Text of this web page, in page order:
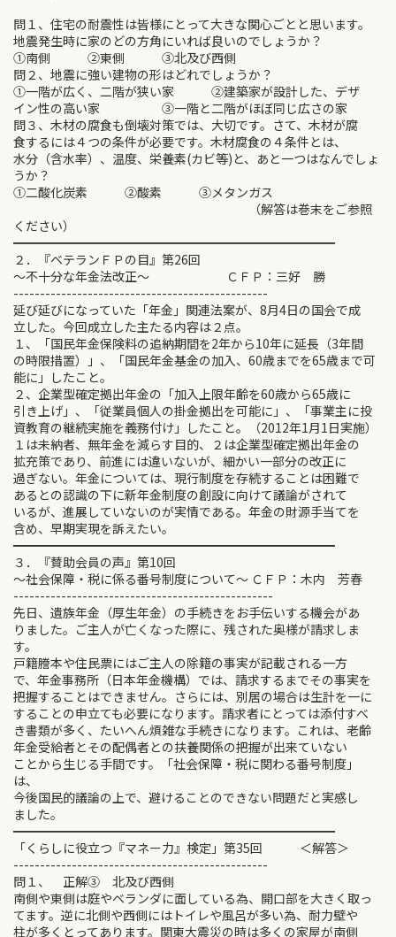
問１、住宅の耐震性は皆様にとって大きな関心ごとと思います。
地震発生時に家のどの方角にいれば良いのでしょうか？
①南側 ②東側 ③北及び西側
問２、地震に強い建物の形はどれでしょうか？
①一階が広く、二階が狭い家 ②建築家が設計した、デザ
イン性の高い家 ③一階と二階がほぼ同じ広さの家
問３、木材の腐食も倒壊対策では、大切です。さて、木材が腐
食するには４つの条件が必要です。木材腐食の４条件とは、
水分（含水率）、温度、栄養素(カビ等)と、あと一つはなんでしょ
うか？
①二酸化炭素 ②酸素 ③メタンガス
（解答は巻末をご参照
ください）
━━━━━━━━━━━━━━━━━━━━━━━━━━
２．『ベテランＦＰの目』第26回
～不十分な年金法改正～ ＣＦＰ：三好 勝
------------------------------------------------
延び延びになっていた「年金」関連法案が、8月4日の国会で成
立した。今回成立した主たる内容は２点。
１、「国民年金保険料の追納期間を2年から10年に延長（3年間
の時限措置）」、「国民年金基金の加入、60歳までを65歳まで可
能に」したこと。
２、企業型確定拠出年金の「加入上限年齢を60歳から65歳に
引き上げ」、「従業員個人の掛金拠出を可能に」、「事業主に投
資教育の継続実施を義務付け」したこと。（2012年1月1日実施）
１は未納者、無年金を減らす目的、２は企業型確定拠出年金の
拡充策であり、前進には違いないが、細かい一部分の改正に
過ぎない。年金については、現行制度を存続することは困難で
あるとの認識の下に新年金制度の創設に向けて議論がされて
いるが、進展していないのが実情である。年金の財源手当てを
含め、早期実現を訴えたい。
━━━━━━━━━━━━━━━━━━━━━━━━━━
３．『賛助会員の声』第10回
～社会保障・税に係る番号制度について～ ＣＦＰ：木内 芳春
-------------------------------------------------
先日、遺族年金（厚生年金）の手続きをお手伝いする機会があ
りました。ご主人が亡くなった際に、残された奥様が請求しま
す。
戸籍謄本や住民票にはご主人の除籍の事実が記載される一方
で、年金事務所（日本年金機構）では、請求するまでその事実を
把握することはできません。さらには、別居の場合は生計を一に
することの申立ても必要になります。請求者にとっては添付すべ
き書類が多く、たいへん煩雑な手続きになります。これは、老齢
年金受給者とその配偶者との扶養関係の把握が出来ていない
ことから生じる手間です。「社会保障・税に関わる番号制度」
は、
今後国民的議論の上で、避けることのできない問題だと実感し
ました。
━━━━━━━━━━━━━━━━━━━━━━━━━━
「くらしに役立つ『マネー力』検定」第35回 ＜解答＞
------------------------------------------------
問１、 正解③ 北及び西側
南側や東側は庭やベランダに面している為、開口部を大きく取っ
てます。逆に北側や西側にはトイレや風呂が多い為、耐力壁や
柱が多くとってあります。関東大震災の時は多くの家屋が南側